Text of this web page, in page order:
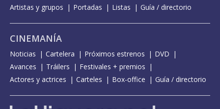
Artistas y grupos
Portadas Listas Guía / directorio
CINEMANÍA
Noticias Cartelera Próximos estrenos
DVD
Avances
Tráilers
Festivales + premios
Actores y actrices
Carteles Box-office Guía / directorio